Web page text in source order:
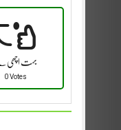
بہت اچھی
0 Votes